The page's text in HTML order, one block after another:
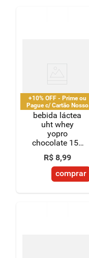
+10% OFF - Prime ou
Pague c/ Cartão Nosso
Pay
bebida láctea
uht whey
yopro
chocolate 15g
de proteínas
250ml
R$ 8,99
comprar